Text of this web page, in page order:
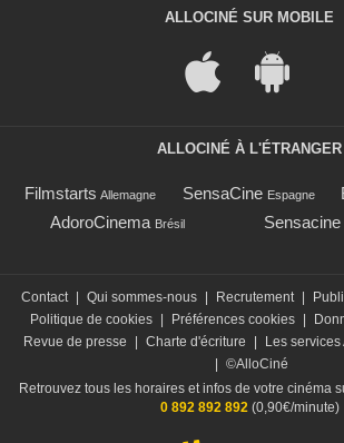
ALLOCINÉ SUR MOBILE
ALLOCINÉ À L'ÉTRANGER
Filmstarts Allemagne SensaCine Espagne
AdoroCinema Brésil
Contact | Qui sommes-nous | Recrutement |
Politique de cookies | Préférences cookies |
Revue de presse
| Charte d'écriture | Les services
| ©AlloCiné
Retrouvez tous les horaires et infos de votre cinéma
0 892 892 892 (0,90€/minute)